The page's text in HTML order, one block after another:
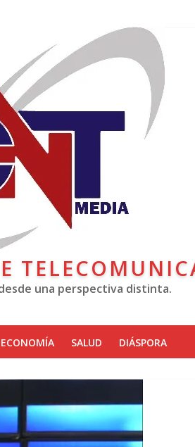
una perspectiva distinta.
ECONOMÍA SALUD DIÁSPORA